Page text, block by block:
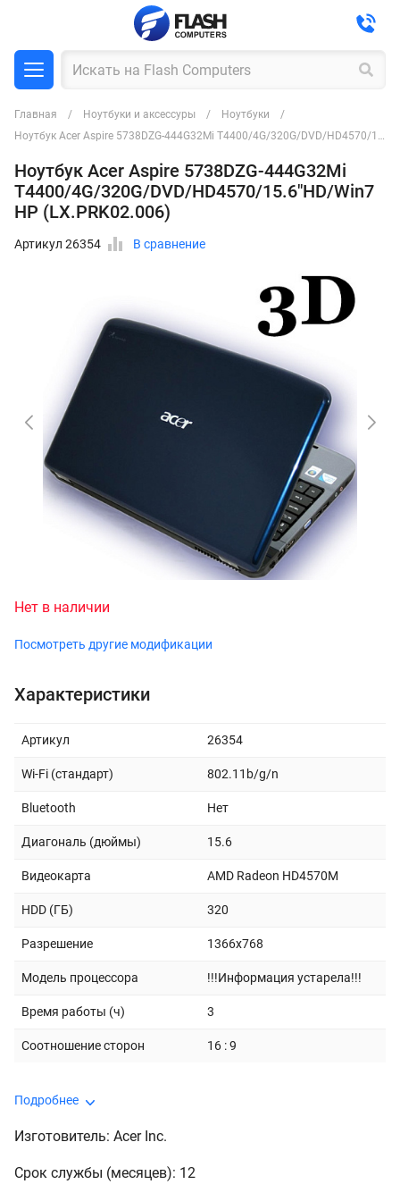
Главная Ноутбуки и аксессуры
Ноутбуки
Ноутбук Acer Aspire 5738DZG-444G32Mi T4400/4G/320G/DVD/HD4570/15.6"HD/Win7 HP (LX.PRK02.006)
Ноутбук Acer Aspire 5738DZG-444G32Mi
T4400/4G/320G/DVD/HD4570/15.6"HD/Win7
HP (LX.PRK02.006)
Артикул 26354 В сравнение
Нет в наличии
Посмотреть другие модификации
Характеристики
Артикул 26354
Wi-Fi (стандарт) 802.11b/g/n
Bluetooth Нет
Диагональ (дюймы) 15.6
Видеокарта AMD Radeon HD4570M
HDD (ГБ) 320
Разрешение 1366x768
Модель процессора !!!Информация устарела!!!
Время работы (ч) 3
Соотношение сторон 16 : 9
Подробнее
Изготовитель: Acer Inc.
Срок службы (месяцев): 12